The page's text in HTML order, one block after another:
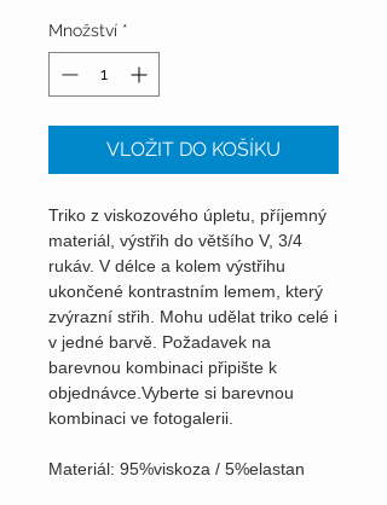
Množství *
VLOŽIT DO KOŠÍKU
Triko z viskozového úpletu, příjemný
materiál, výstřih do většího V, 3/4
rukáv. V délce a kolem výstřihu
ukončené kontrastním lemem, který
zvýrazní střih. Mohu udělat triko celé i
v jedné barvě. Požadavek na
barevnou kombinaci připište k
objednávce.Vyberte si barevnou
kombinaci ve fotogalerii.
Materiál: 95%viskoza / 5%elastan